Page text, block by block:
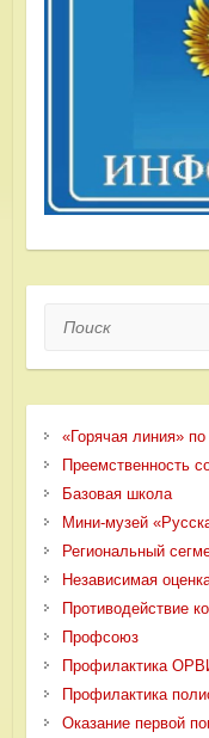
Поиск
«Горячая линия»
Преемственность
Базовая школа
Мини-музей
Региональный
Независимая
Противодействие
Профсоюз
Профилактика
Профилактика
Оказание первой